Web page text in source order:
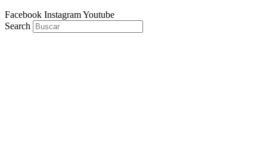
Facebook InstagramYoutube
Search